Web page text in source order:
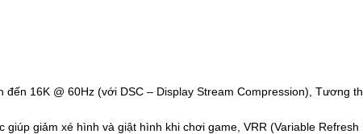
16K @ 60Hz (với DSC – Display Stream Compression), Tương
giảm xé hình và giật hình khi chơi game, VRR (Variable Refresh